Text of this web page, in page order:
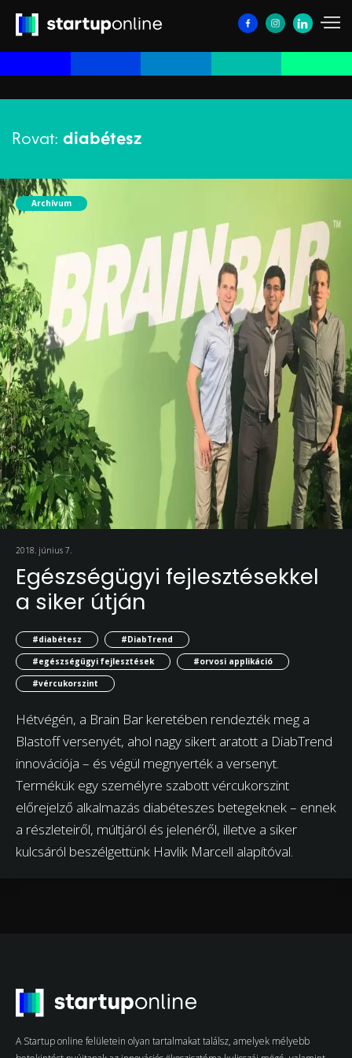
Rovat: diabétesz
Archívum
2018. június 7.
Egészségügyi fejlesztésekkel
a siker útján
#diabétesz
#DiabTrend
#egészségügyi fejlesztések
#orvosi applikáció
#vércukorszint
Hétvégén, a Brain Bar keretében rendezték meg a
Blastoff versenyét, ahol nagy sikert aratott a DiabTrend
innovációja – és végül megnyerték a versenyt.
Termékük egy személyre szabott vércukorszint
előrejelző alkalmazás diabéteszes betegeknek – ennek
a részleteiről, múltjáról és jelenéről, illetve a siker
kulcsáról beszélgettünk Havlik Marcell alapítóval.
A Startup online felületein olyan tartalmakat találsz, amelyek mélyebb